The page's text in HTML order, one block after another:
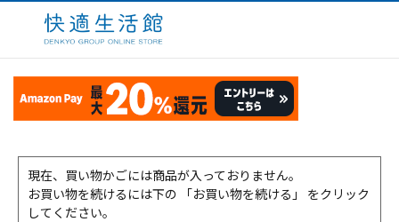
現在、買い物かごには商品が入っておりません。
お買い物を続けるには下の 「お買い物を続ける」 をクリック
してください。